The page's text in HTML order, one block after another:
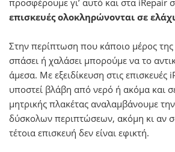
προσφέρουμε γι’ αυτό και στα iRepair
επισκευές ολοκληρώνονται σε
Στην περίπτωση που κάποιο μέρος της
σπάσει ή χαλάσει μπορούμε να το
άμεσα. Με εξειδίκευση στις
υποστεί βλάβη από νερό ή ακόμα και
μητρικής πλακέτας αναλαμβάνουμε
δύσκολων περιπτώσεων, ακόμη κι αν
τέτοια επισκευή δεν είναι εφικτή.